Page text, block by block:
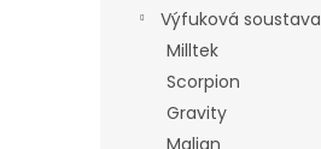
Výfuková soustava
Milltek
Scorpion
Gravity
Malian